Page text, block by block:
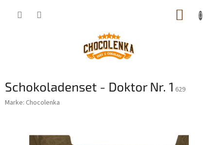
Schokoladenset - Doktor Nr. 1 629
Marke: Chocolenka